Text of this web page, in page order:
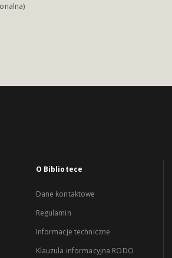
O Bibliotece
Dane kontaktowe
Regulamin
Informacje techniczne
Klauzula informacyjna RODO